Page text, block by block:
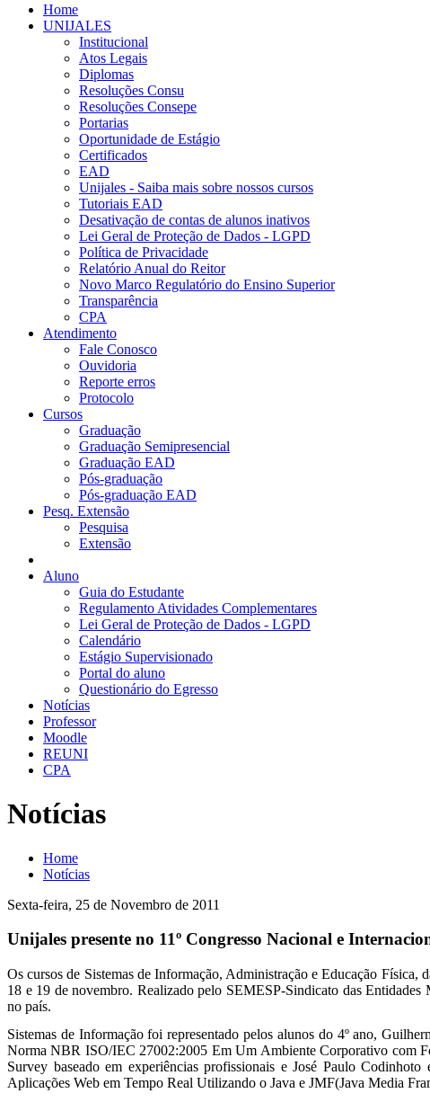
Home
UNIJALES
Institucional
Atos Legais
Diplomas
Resoluções Consu
Resoluções Consepe
Portarias
Oportunidade de Estágio
Certificados
EAD
Unijales - Saiba mais sobre nossos cursos
Tutoriais EAD
Desativação de contas de alunos inativos
Lei Geral de Proteção de Dados - LGPD
Política de Privacidade
Relatório Anual do Reitor
Novo Marco Regulatório do Ensino Superior
Transparência
CPA
Atendimento
Fale Conosco
Ouvidoria
Reporte erros
Protocolo
Cursos
Graduação
Graduação Semipresencial
Graduação EAD
Pós-graduação
Pós-graduação EAD
Pesq. Extensão
Pesquisa
Extensão
Aluno
Guia do Estudante
Regulamento Atividades Complementares
Lei Geral de Proteção de Dados - LGPD
Calendário
Estágio Supervisionado
Portal do aluno
Questionário do Egresso
Notícias
Professor
Moodle
REUNI
CPA
Notícias
Home
Notícias
Sexta-feira, 25 de Novembro de 2011
Unijales presente no 11º Congresso Nacional e
Os cursos de Sistemas de Informação, Administração e Educação
18 e 19 de novembro. Realizado pelo SEMESP-Sindicato das Entidades
no país.
Sistemas de Informação foi representado pelos alunos do 4º ano,
Norma NBR ISO/IEC 27002:2005 Em Um Ambiente Corporativo com
Survey baseado em experiências profissionais e José Paulo
Aplicações Web em Tempo Real Utilizando o Java e JMF(Java Media